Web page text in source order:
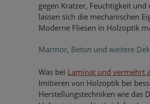
gegen Kratzer, Feuchtigkeit
lassen sich die mechanischen
Moderne Fliesen in Holzoptik
Marmor, Beton und weitere
Was bei Laminat und vermehrt
Imitieren von Holzoptik bei
Herstellungstechniken wie das